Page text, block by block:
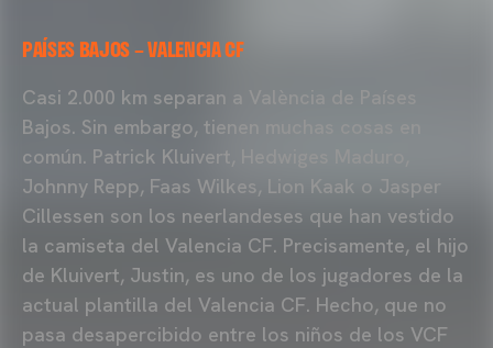
PAÍSES BAJOS – VALENCIA CF
Casi 2.000 km separan a València de Países
Bajos. Sin embargo, tienen muchas cosas en
común. Patrick Kluivert, Hedwiges Maduro,
Johnny Repp, Faas Wilkes, Lion Kaak o Jasper
Cillessen son los neerlandeses que han vestido
la camiseta del Valencia CF. Precisamente, el hijo
de Kluivert, Justin, es uno de los jugadores de la
actual plantilla del Valencia CF. Hecho, que no
pasa desapercibido entre los niños de los VCF